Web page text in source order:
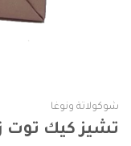
شوكولاتة ونوغا
تشيز كيك توت